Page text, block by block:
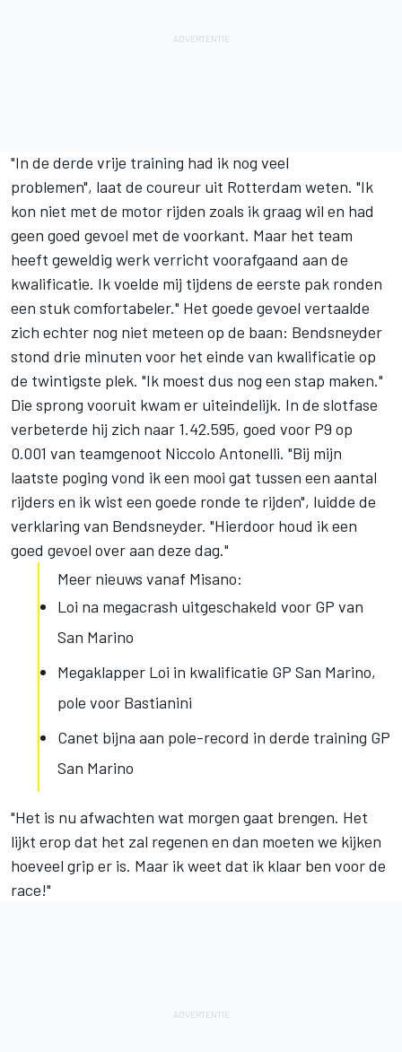
"In de derde vrije training had ik nog veel
problemen", laat de coureur uit Rotterdam weten. "Ik
kon niet met de motor rijden zoals ik graag wil en had
geen goed gevoel met de voorkant. Maar het team
heeft geweldig werk verricht voorafgaand aan de
kwalificatie. Ik voelde mij tijdens de eerste pak ronden
een stuk comfortabeler." Het goede gevoel vertaalde
zich echter nog niet meteen op de baan: Bendsneyder
stond drie minuten voor het einde van kwalificatie op
de twintigste plek. "Ik moest dus nog een stap maken."
Die sprong vooruit kwam er uiteindelijk. In de slotfase
verbeterde hij zich naar 1.42.595, goed voor P9 op
0.001 van teamgenoot Niccolo Antonelli. "Bij mijn
laatste poging vond ik een mooi gat tussen een aantal
rijders en ik wist een goede ronde te rijden", luidde de
verklaring van Bendsneyder. "Hierdoor houd ik een
goed gevoel over aan deze dag."
Meer nieuws vanaf Misano:
Loi na megacrash uitgeschakeld voor GP van
San Marino
Megaklapper Loi in kwalificatie GP San Marino,
pole voor Bastianini
Canet bijna aan pole-record in derde training GP
San Marino
"Het is nu afwachten wat morgen gaat brengen. Het
lijkt erop dat het zal regenen en dan moeten we kijken
hoeveel grip er is. Maar ik weet dat ik klaar ben voor de
race!"